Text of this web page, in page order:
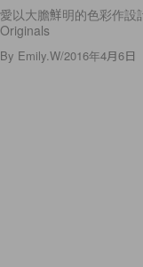
愛以大膽鮮明的色彩作
Originals
By Emily.W/2016年4月6日